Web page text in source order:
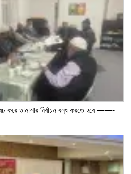
করে তামাশার নির্বাচন বন্ধ করতে হবে ——-